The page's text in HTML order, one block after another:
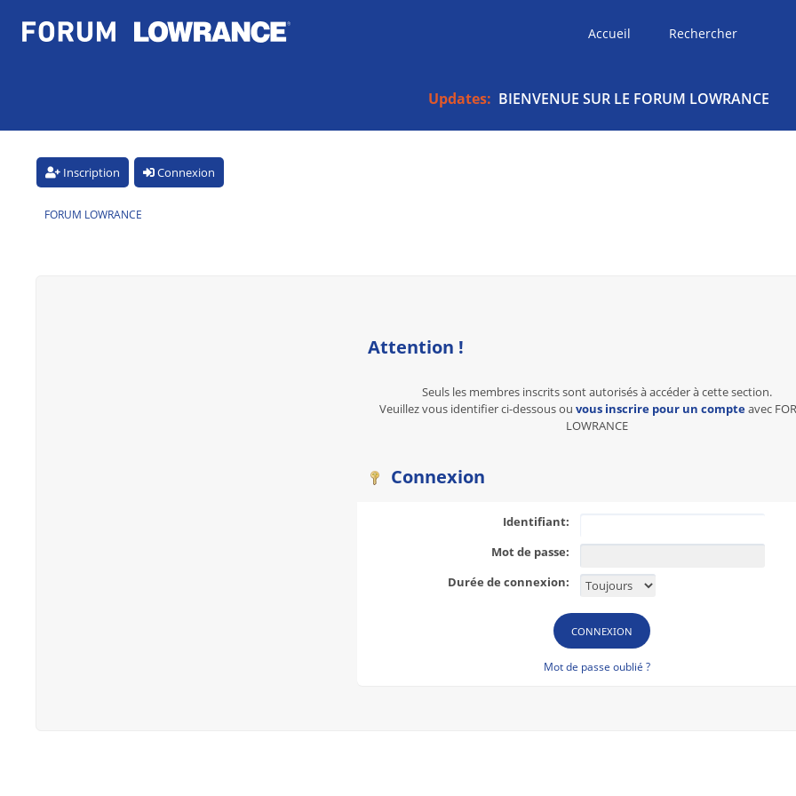
Accueil Rechercher
Updates: BIENVENUE SUR LE FORUM LOWRANCE
Inscription Connexion
FORUM LOWRANCE
Attention !
Seuls les membres inscrits sont autorisés à accéder à cette section.
Veuillez vous identifier ci-dessous ou vous inscrire pour un compteavec
LOWRANCE
Connexion
Identifiant:
Mot de passe:
Durée de connexion:
Mot de passe oublié ?